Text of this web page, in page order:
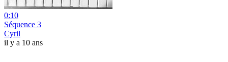
0:10
Séquence 3
Cyril
il y a 10 ans